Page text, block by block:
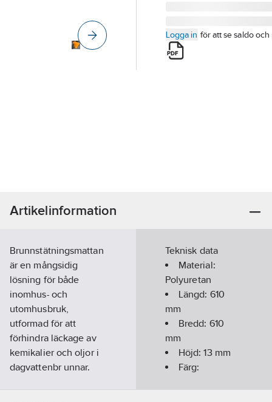
Logga in för att se saldo och
Artikelinformation
Brunnstätningsmattan
är en mångsidig
lösning för både
inomhus- och
utomhusbruk,
utformad för att
förhindra läckage av
kemikalier och oljor i
dagvattenbr unnar.
Teknisk data
Material:
Polyuretan
Längd: 610
mm
Bredd: 610
mm
Höjd:13mm
Färg: